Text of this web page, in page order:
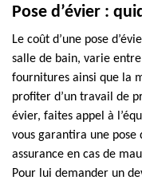
Pose d’évier :
Le coût d’une pose
salle de bain, varie
fournitures ainsi que la
profiter d’un travail de
évier, faites appel à
vous garantira une pose
assurance en cas de
Pour lui demander un